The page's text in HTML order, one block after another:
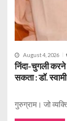
August 4, 2026
निंदा-चुगली
सकता : डॉ.
गुरुग्राम। जो